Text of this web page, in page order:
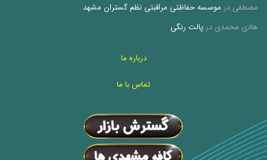
مصطفی در موسسه حفاظتی مراقبتی نظم گستران مشهد
هادی محمدی در پالت رنگی
درباره ما
تماس با ما